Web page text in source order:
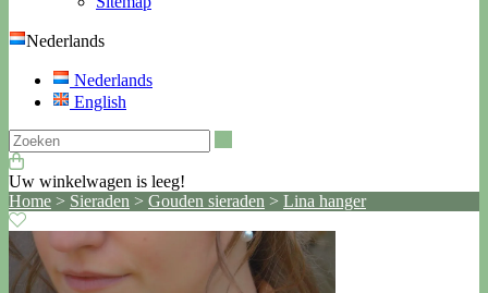
Nederlands
Nederlands
English
Uw winkelwagen is leeg!
Home > Sieraden > Gouden sieraden > Lina hanger